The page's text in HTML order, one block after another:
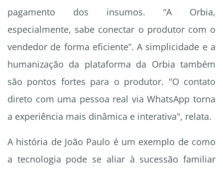
pagamento dos insumos. “A Orbia,
especialmente, sabe conectar o produtor com o
vendedor de forma eficiente”. A simplicidade e a
humanização da plataforma da Orbia também
são pontos fortes para o produtor. "O contato
direto com uma pessoa real via WhatsApp torna
a experiência mais dinâmica e interativa", relata.
A história de João Paulo é um exemplo de como
a tecnologia pode se aliar à sucessão familiar